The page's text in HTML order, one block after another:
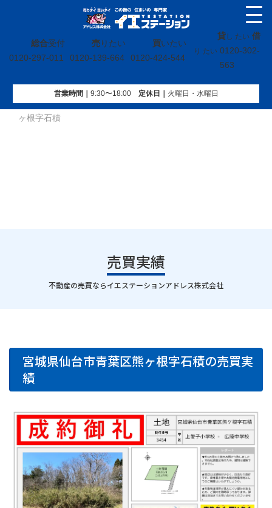
総合受付
0120-297-011
売りたい
0120-139-664
買いたい
0120-424-544
貸し たい 借
り たい 0120-302-
563
営業時間｜ 9:30〜18:00定休⽇｜ 火曜⽇・水曜⽇
イエステーション»売買実績»土地»宮城県仙台市青葉区熊
ヶ根字石積
売買実績
｜
不動産の売買ならイエステーションアドレス株式会社
宮城県仙台市青葉区熊ヶ根字石積の売買実
績